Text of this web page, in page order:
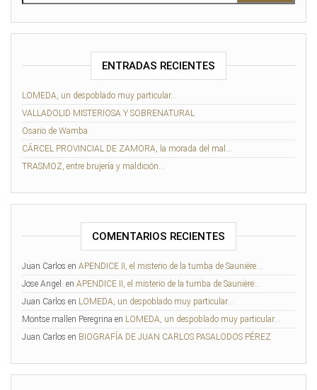
ENTRADAS RECIENTES
LOMEDA, un despoblado muy particular…
VALLADOLID MISTERIOSA Y SOBRENATURAL
Osario de Wamba
CÁRCEL PROVINCIAL DE ZAMORA, la morada del mal…
TRASMOZ, entre brujería y maldición…
COMENTARIOS RECIENTES
Juan Carlos en APENDICE II, el misterio de la tumba de Saunière…
Jose Angel. en APENDICE II, el misterio de la tumba de Saunière…
Juan Carlos en LOMEDA, un despoblado muy particular…
Montse mallen Peregrina en LOMEDA, un despoblado muy particular…
Juan Carlos en BIOGRAFÍA DE JUAN CARLOS PASALODOS PÉREZ